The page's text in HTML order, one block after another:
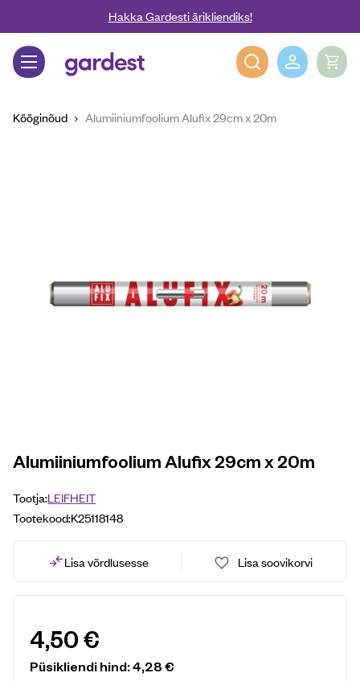
Liigu edasi põhisisu juurdeHakka Gardesti ärikliendiks!
Gardest
Kööginõud Alumiiniumfoolium Alufix 29cm x 20m
Alumiiniumfoolium Alufix 29cm x 20m
Tootja:LEIFHEIT
Tootekood:K25118148
Lisa võrdlusesse Lisa soovikorvi
4,50€
Püsikliendi hind:4,28€